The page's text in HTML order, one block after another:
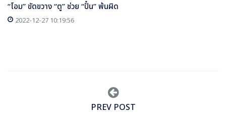
“โอม” ขัดขวาง “ตู” ช่วย “ปั๋น” พ้นผิด
2022-12-27 10:19:56
PREV POST